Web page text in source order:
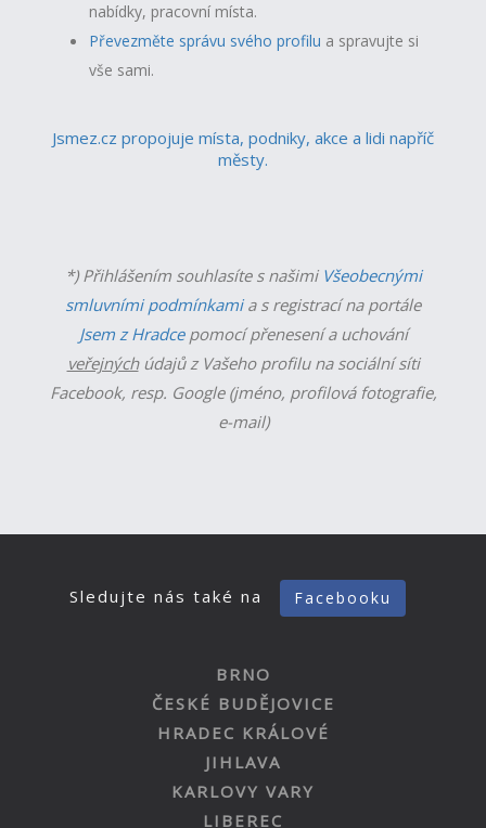
nabídky, pracovní místa.
Převezměte správu svého profilu a spravujte si
vše sami.
Jsmez.cz propojuje místa, podniky, akce a lidi napříč
městy.
*) Přihlášením souhlasíte s našimi Všeobecnými
smluvními podmínkamia s registrací na portále
Jsem z Hradcepomocí přenesení a uchování
veřejnýchúdajů z Vašeho profilu na sociální síti
Facebook, resp. Google (jméno, profilová fotografie,
e-mail)
Sledujte nás také na Facebooku
BRNO
ČESKÉ BUDĚJOVICE
HRADEC KRÁLOVÉ
JIHLAVA
KARLOVY VARY
LIBEREC